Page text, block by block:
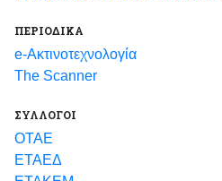
ΠΕΡΙΟΔΙΚΑ
e-Ακτινοτεχνολογία
The Scanner
ΣΥΛΛΟΓΟΙ
ΟΤΑΕ
ΕΤΑΕΔ